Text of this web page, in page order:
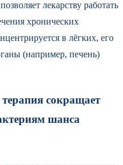
лекарству работать
хронических
в лёгких, его
(например, печень)
сокращает
шанса